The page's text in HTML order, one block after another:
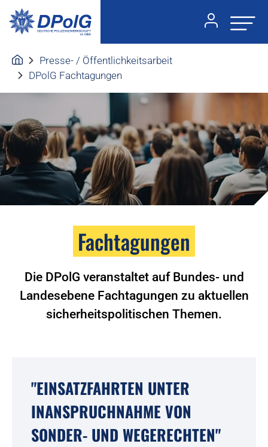
Presse- / Öffentlichkeitsarbeit
DPolG Fachtagungen
Fachtagungen
Die DPolG veranstaltet auf Bundes- und
Landesebene Fachtagungen zu aktuellen
sicherheitspolitischen Themen.
"EINSATZFAHRTEN UNTER
INANSPRUCHNAHME VON
SONDER- UND WEGERECHTEN"